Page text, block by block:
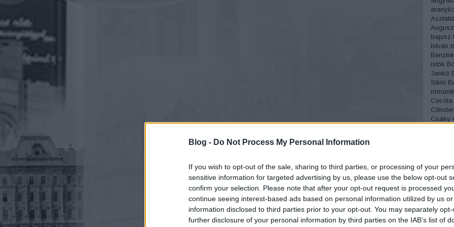
Blog - Do Not Process My Personal Information
If you wish to opt-out of the sale, sharing to third parties, or processing of your
sensitive information for targeted advertising by us, please use the below opt-out
confirm your selection. Please note that after your opt-out request is processed
continue seeing interest-based ads based on personal information utilized by us
information disclosed to third parties prior to your opt-out. You may separately
further disclosure of your personal information by third parties on the IAB’s list of
bajusz
István
Istók
Jankó
Sikló
Cecília
Cilinder
Csáky
Erdélyi
Miksa
Fedák
József
temető